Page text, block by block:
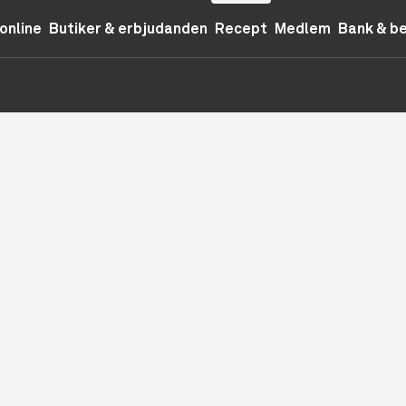
Butiker & erbjudanden Recept Medlem Bank &